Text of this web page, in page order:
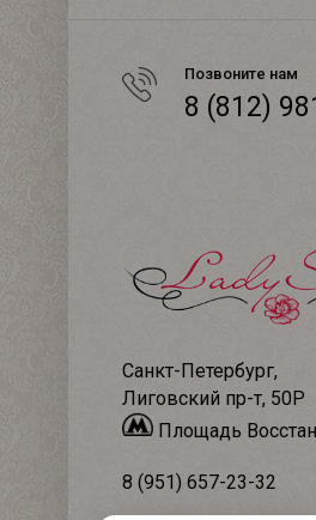
Позвоните нам
8 (812)
Санкт-Петербург,
Лиговский пр-т, 50Р
Площадь
8 (951) 657-23-32